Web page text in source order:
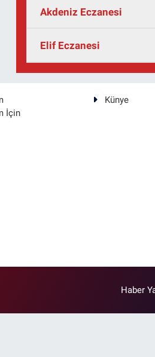
Akdeniz Eczanesi
Elif Eczanesi
Künye
İçin
Haber